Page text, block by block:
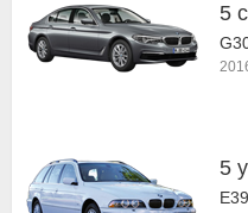
5
5
E39